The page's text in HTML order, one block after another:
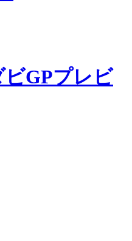
GPプレビ